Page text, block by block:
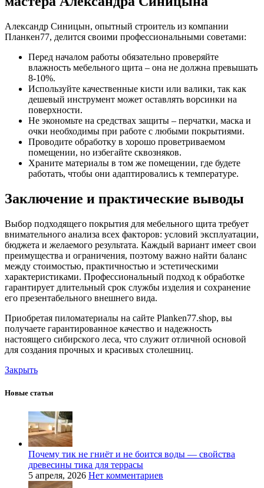
Александр Синицын, опытный строитель из компании
Планкен77, делится своими профессиональными советами:
Перед началом работы обязательно проверяйте
влажность мебельного щита – она не должна превышать
8-10%.
Используйте качественные кисти или валики, так как
дешевый инструмент может оставлять ворсинки на
поверхности.
Не экономьте на средствах защиты – перчатки, маска и
очки необходимы при работе с любыми покрытиями.
Проводите обработку в хорошо проветриваемом
помещении, но избегайте сквозняков.
Храните материалы в том же помещении, где будете
работать, чтобы они адаптировались к температуре.
Заключение и практические выводы
Выбор подходящего покрытия для мебельного щита требует
внимательного анализа всех факторов: условий эксплуатации,
бюджета и желаемого результата. Каждый вариант имеет свои
преимущества и ограничения, поэтому важно найти баланс
между стоимостью, практичностью и эстетическими
характеристиками. Профессиональный подход к обработке
гарантирует длительный срок службы изделия и сохранение
его презентабельного внешнего вида.
Приобретая пиломатериалы на сайте Planken77.shop, вы
получаете гарантированное качество и надежность
настоящего сибирского леса, что служит отличной основой
для создания прочных и красивых столешниц.
Закрыть
Новые статьи
Почему тик не гниёт и не боится воды — свойства
древесины тика для террасы
5 апреля, 2026 Нет комментариев